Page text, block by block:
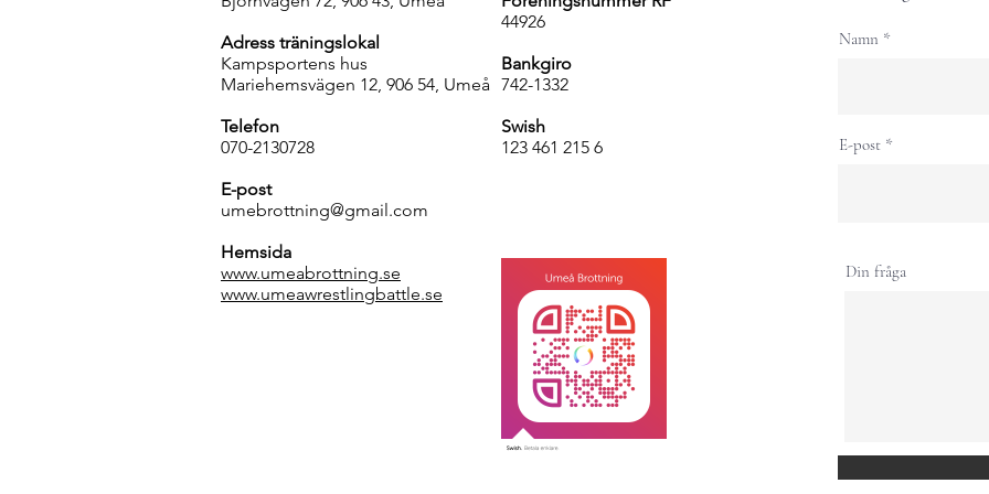
Adress träningslokal
Kampsportens hus
Mariehemsvägen 12, 906 54, Umeå
Telefon
070-2130728
E-post
umebrottning@gmail.com
Hemsida
www.umeabrottning.se
www.umeawrestlingbattle.se
44926
Bankgiro
742-1332
Swish
123 461 215 6
Namn
E-post
Din fråga